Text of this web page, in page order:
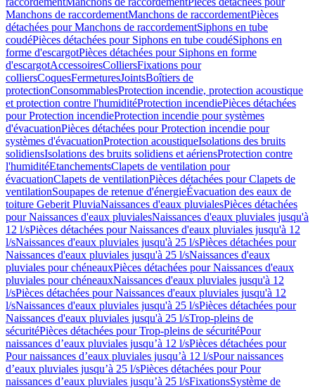
Manchons de raccordementManchons de raccordementPièces
détachées pour Manchons de raccordementSiphons en tube
coudéPièces détachées pour Siphons en tube coudéSiphons en
forme d'escargotPièces détachées pour Siphons en forme
d'escargotAccessoiresColliersFixations pour
colliersCoquesFermeturesJointsBoîtiers de
protectionConsommablesProtection incendie, protection acoustique
et protection contre l'humiditéProtection incendiePièces détachées
pour Protection incendieProtection incendie pour systèmes
d'évacuationPièces détachées pour Protection incendie pour
systèmes d'évacuationProtection acoustiqueIsolations des bruits
solidiensIsolations des bruits solidiens et aériensProtection contre
l'humiditéEtanchementsClapets de ventilation pour
évacuationClapets de ventilationPièces détachées pour Clapets de
ventilationSoupapes de retenue d'énergieÉvacuation des eaux de
toiture Geberit PluviaNaissances d'eaux pluvialesPièces détachées
pour Naissances d'eaux pluvialesNaissances d'eaux pluviales jusqu'à
12 l/sPièces détachées pour Naissances d'eaux pluviales jusqu'à 12
l/sNaissances d'eaux pluviales jusqu'à 25 l/sPièces détachées pour
Naissances d'eaux pluviales jusqu'à 25 l/sNaissances d'eaux
pluviales pour chéneauxPièces détachées pour Naissances d'eaux
pluviales pour chéneauxNaissances d'eaux pluviales jusqu'à 12
l/sPièces détachées pour Naissances d'eaux pluviales jusqu'à 12
l/sNaissances d'eaux pluviales jusqu'à 25 l/sPièces détachées pour
Naissances d'eaux pluviales jusqu'à 25 l/sTrop-pleins de
sécuritéPièces détachées pour Trop-pleins de sécuritéPour
naissances d’eaux pluviales jusqu’à 12 l/sPièces détachées pour
Pour naissances d’eaux pluviales jusqu’à 12 l/sPour naissances
d’eaux pluviales jusqu’à 25 l/sPièces détachées pour Pour
naissances d’eaux pluviales jusqu’à 25 l/sFixationsSystème de